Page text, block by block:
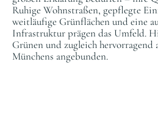
Ruhige Wohnstraßen, gepflegte
weitläufige Grünflächen und eine
Infrastruktur prägen das Umfeld.
Grünen und zugleich hervorragend
Münchens angebunden.